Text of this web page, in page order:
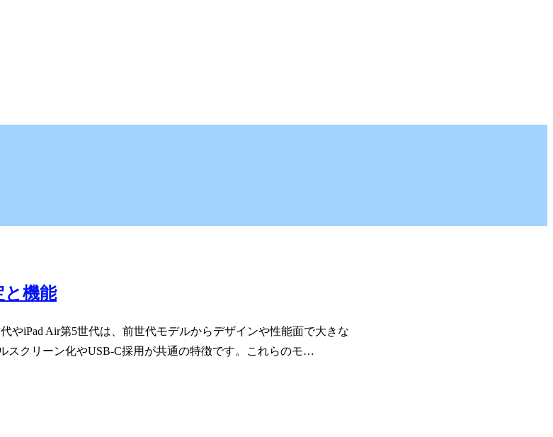
と機能
やiPad Air第5世代は、前世代モデルからデザインや性能面で大きな
スクリーン化やUSB-C採用が共通の特徴です。これらのモ…